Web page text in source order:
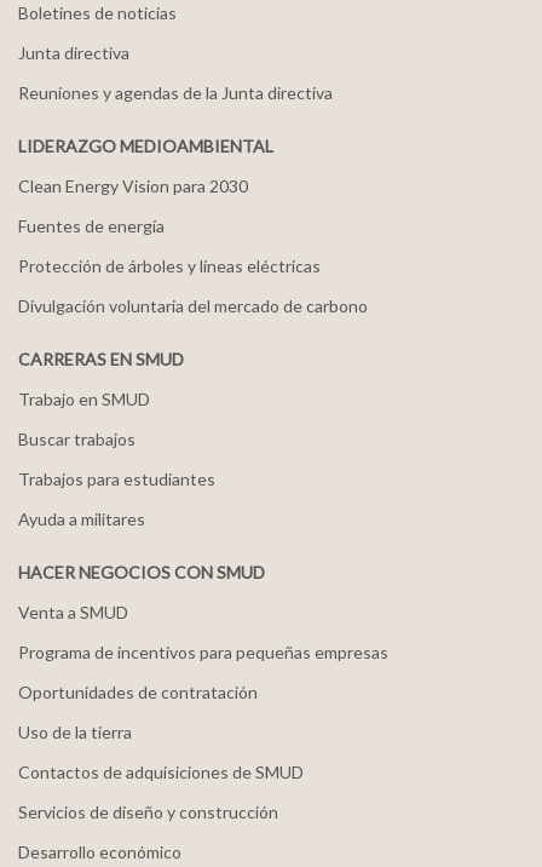
Boletines de noticias
Junta directiva
Reuniones y agendas de la Junta directiva
LIDERAZGO MEDIOAMBIENTAL
Clean Energy Vision para 2030
Fuentes de energía
Protección de árboles y líneas eléctricas
Divulgación voluntaria del mercado de carbono
CARRERAS EN SMUD
Trabajo en SMUD
Buscar trabajos
Trabajos para estudiantes
Ayuda a militares
HACER NEGOCIOS CON SMUD
Venta a SMUD
Programa de incentivos para pequeñas empresas
Oportunidades de contratación
Uso de la tierra
Contactos de adquisiciones de SMUD
Servicios de diseño y construcción
Desarrollo económico